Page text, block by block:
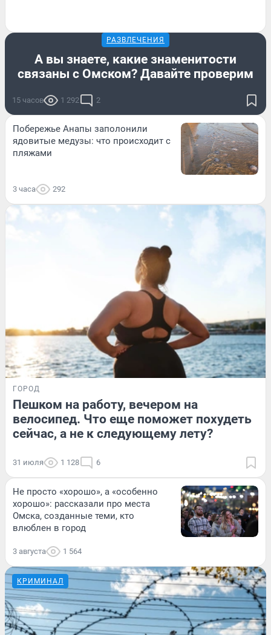
РАЗВЛЕЧЕНИЯ
А вы знаете, какие знаменитости
связаны с Омском? Давайте проверим
15 часов 1 292 2
Побережье Анапы заполонили
ядовитые медузы: что происходит с
пляжами
3 часа 292
ГОРОД
Пешком на работу, вечером на
велосипед. Что еще поможет похудеть
сейчас, а не к следующему лету?
31 июля 1 128 6
Не просто «хорошо», а «особенно
хорошо»: рассказали про места
Омска, созданные теми, кто
влюблен в город
3 августа 1 564
КРИМИНАЛ